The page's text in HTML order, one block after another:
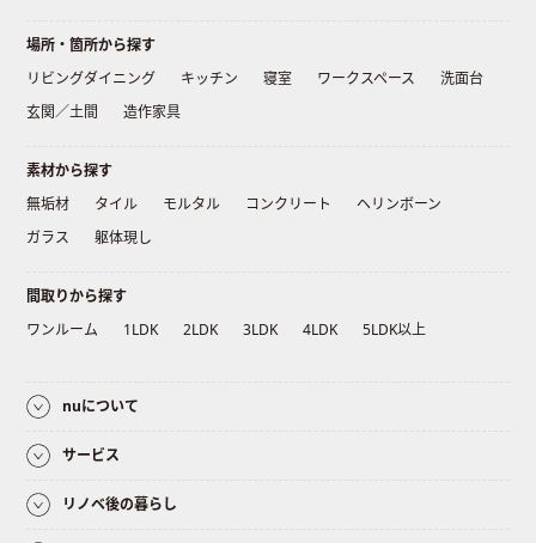
場所・箇所から探す
リビングダイニング
キッチン 寝室 ワークスペース
洗面台
玄関／土間
造作家具
素材から探す
無垢材
タイル モルタル コンクリート
ヘリンボーン
ガラス
躯体現し
間取りから探す
ワンルーム
1LDK 2LDK 3LDK 4LDK 5LDK以上
nuについて
サービス
リノベ後の暮らし